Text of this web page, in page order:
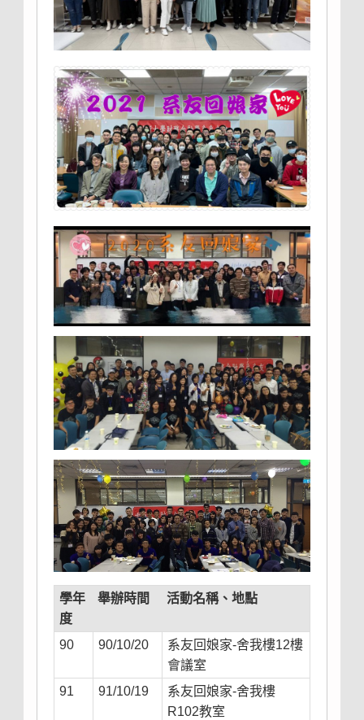
學年
度
舉辦時間 活動名稱、地點
90 90/10/20
系友回娘家-舍我樓12樓
會議室
91
91/10/19
系友回娘家-舍我樓
R102教室